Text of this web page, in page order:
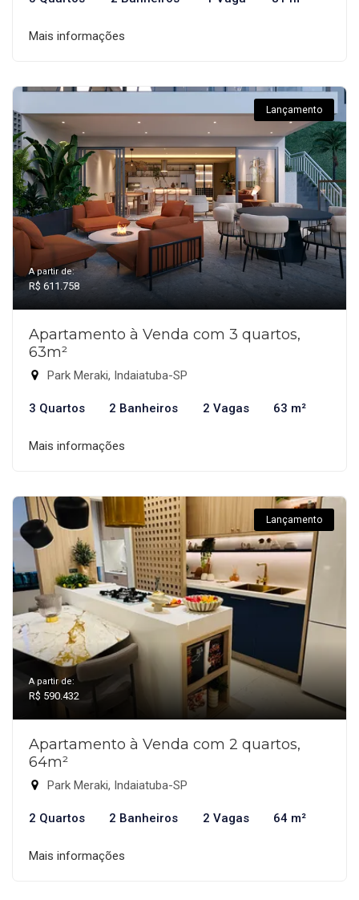
Mais informações
Lançamento
A partir de:
R$ 611.758
Apartamento à Venda com 3 quartos,
63m²
Park Meraki, Indaiatuba-SP
3 Quartos 2 Banheiros 2 Vagas 63 m²
Mais informações
Lançamento
A partir de:
R$ 590.432
Apartamento à Venda com 2 quartos,
64m²
Park Meraki, Indaiatuba-SP
2 Quartos 2 Banheiros 2 Vagas 64 m²
Mais informações